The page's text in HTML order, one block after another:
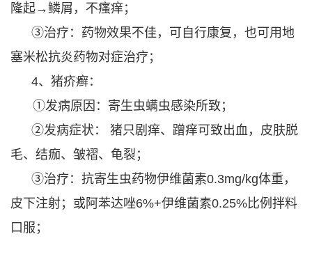
隆起→鳞屑，不瘙痒；
③治疗：药物效果不佳，可自行康复，也可用地
塞米松抗炎药物对症治疗；
4、猪疥癣：
①发病原因：寄生虫螨虫感染所致；
②发病症状： 猪只剧痒、蹭痒可致出血，皮肤脱
毛、结痂、皱褶、龟裂；
③治疗：抗寄生虫药物伊维菌素0.3mg/kg体重，
皮下注射；或阿苯达唑6%+伊维菌素0.25%比例拌料
口服；